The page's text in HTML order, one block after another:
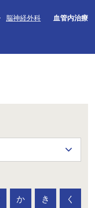
脳神経外科 血管内治療
か き く